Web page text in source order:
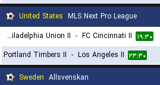
United States MLS Next Pro League
Philadelphia Union II
- FC Cincinnati II ۱۹:۳۰
Portland Timbers II - Los Angeles II ۲۳:۳۰
Sweden Allsvenskan